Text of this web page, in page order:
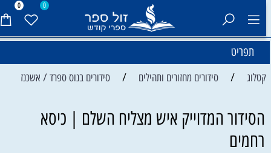
0 0
תפריט
קטלוג / סידורים מחזורים ותהילים / סידורים בנוס ספרד / אשכנז
הסידור המדוייק איש מצליח השלם | כיסא
רחמים